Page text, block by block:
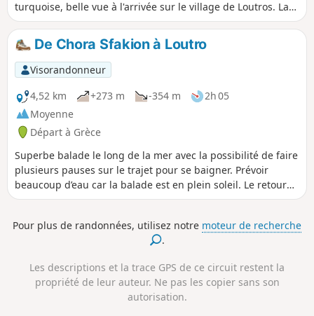
turquoise, belle vue à l'arrivée sur le village de Loutros. La
première partie au départ de Chora Skafion se fait sur
route, mais ensuite un joli sentier vous attend. Quelques
passages techniques avec des cailloux mais randonnée
ludique au global. Prévoir de bonnes chaussures.
De Chora Sfakion à Loutro
Visorandonneur
4,52 km
+273 m -354 m
2h 05
Moyenne
Départ à Grèce
Superbe balade le long de la mer avec la possibilité de faire
plusieurs pauses sur le trajet pour se baigner. Prévoir
beaucoup d’eau car la balade est en plein soleil. Le retour
peut se faire par le même chemin, ou alors en prenant un
Pour plus de randonnées, utilisez notre moteur de recherche
.
Les descriptions et la trace GPS de ce circuit restent la
propriété de leur auteur. Ne pas les copier sans son
autorisation.